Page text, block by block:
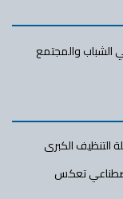
الشباب والمجتمع
التنظيف الكبرى
اصطناعي تعكس